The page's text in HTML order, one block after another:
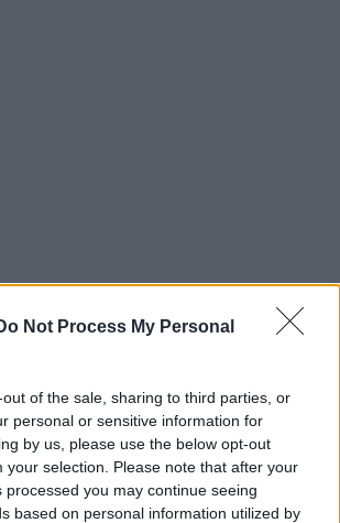
Not Process My Personal
of the sale, sharing to third parties, or
personal or sensitive information for
by us, please use the below opt-out
your selection. Please note that after your
processed you may continue seeing
based on personal information utilized by